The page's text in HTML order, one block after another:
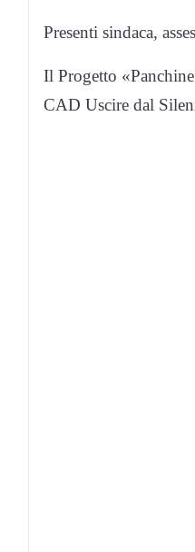
Presenti sindaca,
Il Progetto
CAD Uscire dal